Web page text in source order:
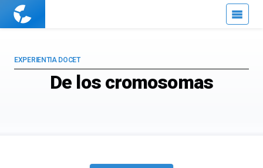
Cuaderno
De los cromosomas
EXPERIENTIA DOCET